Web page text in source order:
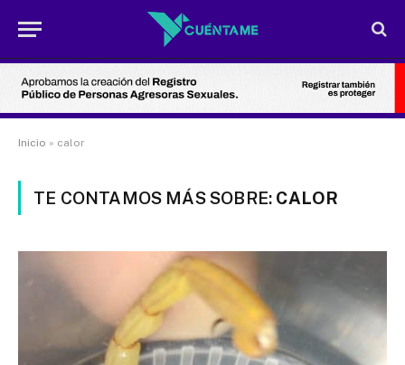
Inicio » calor
TE CONTAMOS MÁS SOBRE: CALOR